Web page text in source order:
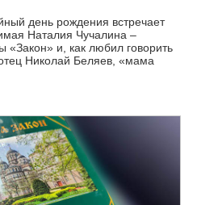
день рождения встречает
Наталия Чучалина –
«Закон» и, как любил говорить
Николай Беляев, «мама